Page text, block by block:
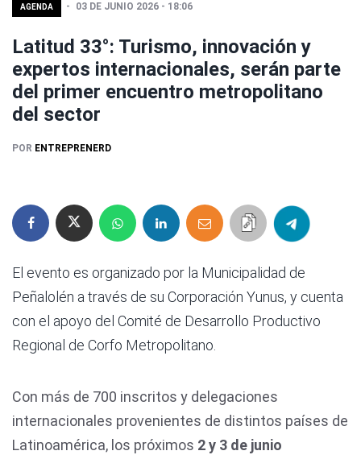
AGENDA 03 DE JUNIO 2026 - 18:06
Latitud 33°: Turismo, innovación y
expertos internacionales, serán parte
del primer encuentro metropolitano
del sector
POR ENTREPRENERD
El evento es organizado por la Municipalidad de
Peñalolén a través de su Corporación Yunus, y cuenta
con el apoyo del Comité de Desarrollo Productivo
Regional de Corfo Metropolitano.
Con más de 700 inscritos y delegaciones
internacionales provenientes de distintos países de
Latinoamérica, los próximos 2 y 3 de junio